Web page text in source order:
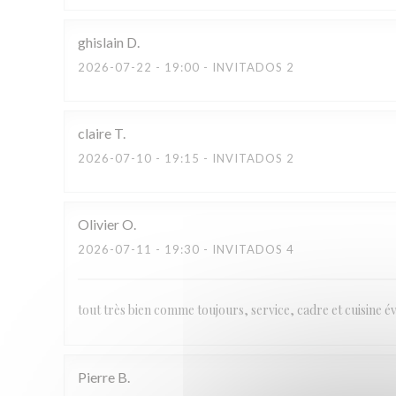
ghislain D
2026-07-22 - 19:00 - INVITADOS 2
claire T
2026-07-10 - 19:15 - INVITADOS 2
OlivierO
2026-07-11 - 19:30 - INVITADOS 4
tout très bien comme toujours, service, cadre et cuisine
Pierre B